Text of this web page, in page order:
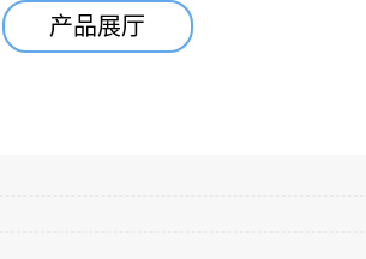
产品展厅